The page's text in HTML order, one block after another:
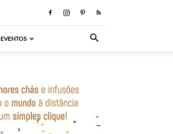
EVENTOS